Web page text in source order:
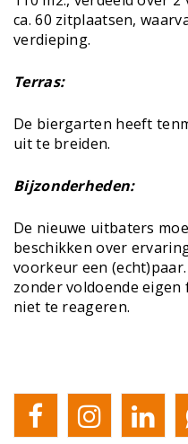
ca. 60 zitplaatsen,
verdieping.
Terras:
De biergarten heeft
uit te breiden.
Bijzonderheden:
De nieuwe uitbaters
beschikken over
voorkeur een
zonder voldoende eigen
niet te reageren.